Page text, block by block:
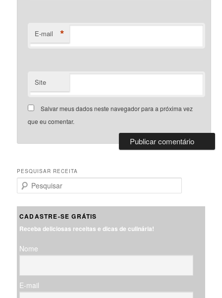
E-mail *
Site
Salvar meus dados neste navegador para a próxima vez
que eu comentar.
PESQUISAR RECEITA
e
u
a
CADASTRE-SE GRÁTIS
Receba deliciosas receitas e dicas de culinária!
Nome
E-mail